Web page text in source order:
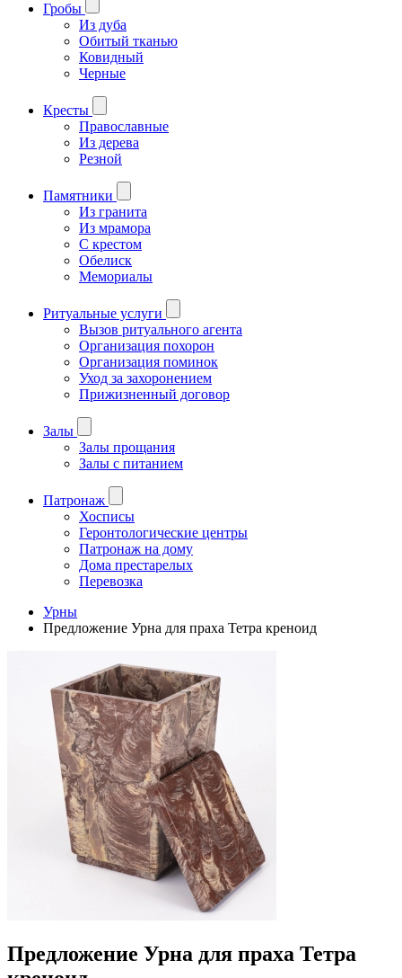
Гробы
Из дуба
Обитый тканью
Ковидный
Черные
Кресты
Православные
Из дерева
Резной
Памятники
Из гранита
Из мрамора
С крестом
Обелиск
Мемориалы
Ритуальные услуги
Вызов ритуального агента
Организация похорон
Организация поминок
Уход за захоронением
Прижизненный договор
Залы
Залы прощания
Залы с питанием
Патронаж
Хосписы
Геронтологические центры
Патронаж на дому
Дома престарелых
Перевозка
Урны
Предложение Урна для праха Тетра креноид
Предложение Урна для праха Тетра